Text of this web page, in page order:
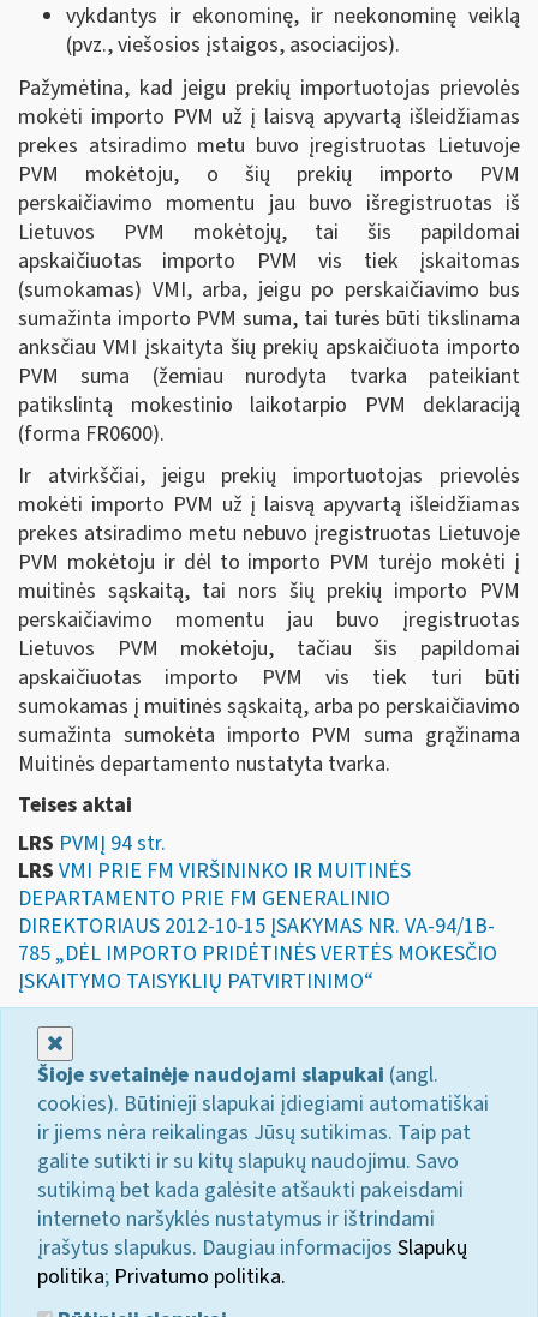
vykdantys ir ekonominę, ir neekonominę veiklą
(pvz., viešosios įstaigos, asociacijos).
Pažymėtina, kad jeigu prekių importuotojas prievolės
mokėti importo PVM už į laisvą apyvartą išleidžiamas
prekes atsiradimo metu buvo įregistruotas Lietuvoje
PVM mokėtoju, o šių prekių importo PVM
perskaičiavimo momentu jau buvo išregistruotas iš
Lietuvos PVM mokėtojų, tai šis papildomai
apskaičiuotas importo PVM vis tiek įskaitomas
(sumokamas) VMI, arba, jeigu po perskaičiavimo bus
sumažinta importo PVM suma, tai turės būti tikslinama
anksčiau VMI įskaityta šių prekių apskaičiuota importo
PVM suma (žemiau nurodyta tvarka pateikiant
patikslintą mokestinio laikotarpio PVM deklaraciją
(forma FR0600).
Ir atvirkščiai, jeigu prekių importuotojas prievolės
mokėti importo PVM už į laisvą apyvartą išleidžiamas
prekes atsiradimo metu nebuvo įregistruotas Lietuvoje
PVM mokėtoju ir dėl to importo PVM turėjo mokėti į
muitinės sąskaitą, tai nors šių prekių importo PVM
perskaičiavimo momentu jau buvo įregistruotas
Lietuvos PVM mokėtoju, tačiau šis papildomai
apskaičiuotas importo PVM vis tiek turi būti
sumokamas į muitinės sąskaitą, arba po perskaičiavimo
sumažinta sumokėta importo PVM suma grąžinama
Muitinės departamento nustatyta tvarka.
Teises aktai
LRS PVMĮ 94 str.
LRS VMI PRIE FM VIRŠININKO IR MUITINĖS
DEPARTAMENTO PRIE FM GENERALINIO
DIREKTORIAUS 2012-10-15 ĮSAKYMAS NR. VA-94/1B-
785 „DĖL IMPORTO PRIDĖTINĖS VERTĖS MOKESČIO
ĮSKAITYMO TAISYKLIŲ PATVIRTINIMO“
Šioje svetainėje naudojami slapukai (angl.
cookies). Būtinieji slapukai įdiegiami automatiškai
ir jiems nėra reikalingas Jūsų sutikimas. Taip pat
galite sutikti ir su kitų slapukų naudojimu. Savo
sutikimą bet kada galėsite atšaukti pakeisdami
interneto naršyklės nustatymus ir ištrindami
įrašytus slapukus. Daugiau informacijos Slapukų
politika; Privatumo politika.